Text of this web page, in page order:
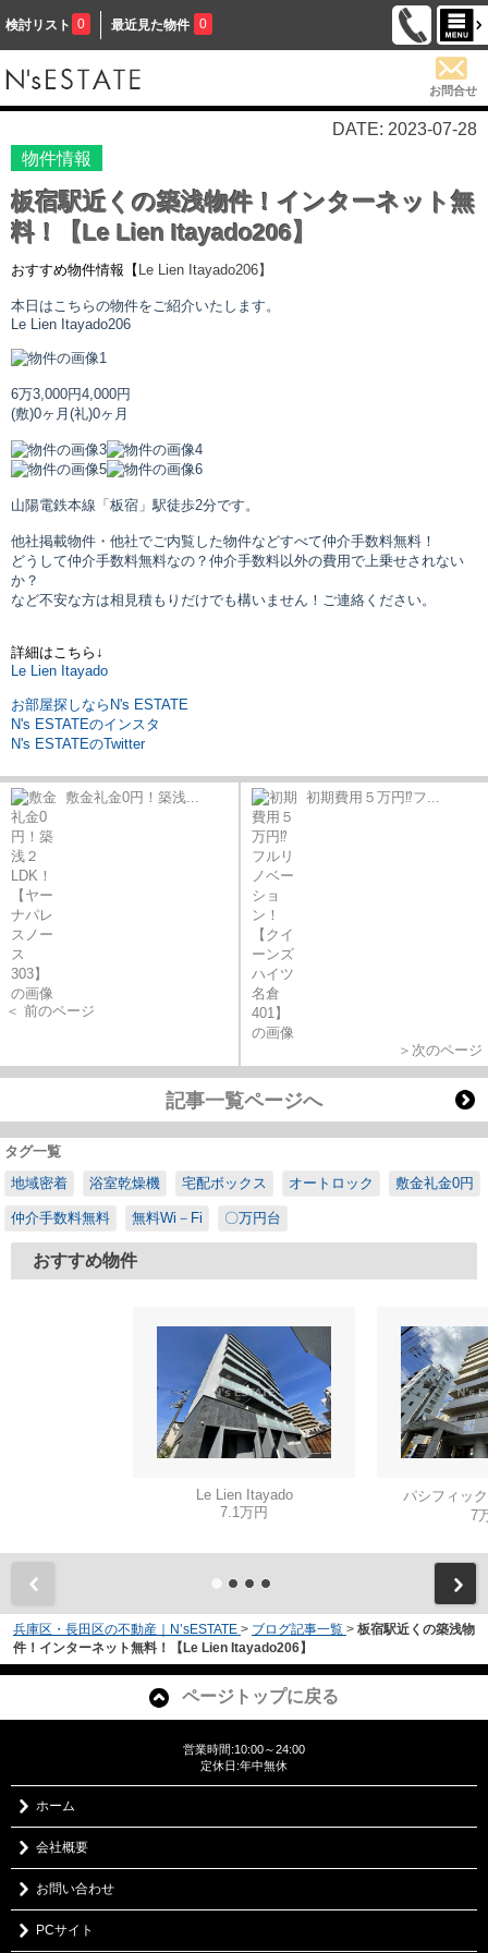
検討リスト 0 最近見た物件 0
お問合せ
DATE: 2023-07-28
物件情報
板宿駅近くの築浅物件！インターネット無
料！【Le Lien Itayado206】
おすすめ物件情報【 Le Lien Itayado206】
本日はこちらの物件をご紹介いたします。
Le Lien Itayado206
6万3,000円4,000円
(敷)0ヶ月 (礼)0ヶ月
山陽電鉄本線「板宿」駅徒歩2分です。
他社掲載物件・他社でご内覧した物件などすべて仲介手数料無料！
どうして仲介手数料無料なの？仲介手数料以外の費用で上乗せされない
か？
など不安な方は相見積もりだけでも構いません！ご連絡ください。
詳細はこちら↓
Le Lien Itayado
お部屋探しならN's ESTATE
N's ESTATEのインスタ
N's ESTATEのTwitter
敷金礼金0円！築浅...
＜ 前のページ
初期費用５万円⁉フ...
＞次のページ
記事一覧ページへ
タグ一覧
地域密着
浴室乾燥機 宅配ボックス オートロック 敷金礼金0円
仲介手数料無料 無料Wi－Fi 〇万円台
おすすめ物件
Le Lien Itayado
7.1万円
パシフィッ
7
兵庫区・長田区の不動産｜N’sESTATE > ブログ記事一覧 > 板宿駅近くの築浅物
件！インターネット無料！【Le Lien Itayado206】
ページトップに戻る
営業時間:10:00～24:00
定休日:年中無休
ホーム
会社概要
お問い合わせ
PCサイト